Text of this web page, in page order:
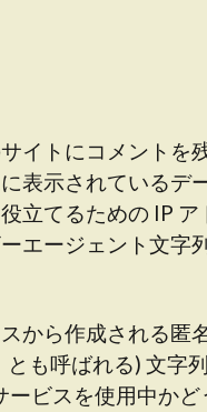
イトにコメントを
表示されているデ
立てるための IP ア
エージェント文字
から作成される匿
とも呼ばれる) 文字
ービスを使用中かど